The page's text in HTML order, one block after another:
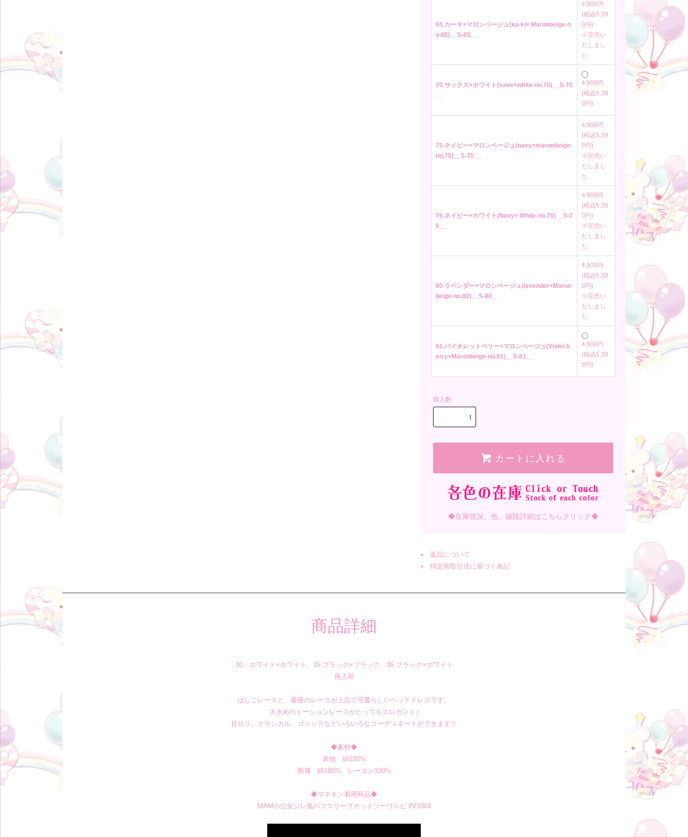
65.カーキ×マロンベージュ(ka-ki× Maronbeige-n
o.65)__S-65__
4,900円
(税込5,39
0円)
※完売い
たしまし
た
70.サックス×ホワイト(saxe×white-no.70)__S-70
4,900円
(税込5,39
0円)
75.ネイビー×マロンベージュ(navy×maronbeige-
no.75)__S-75__
4,900円
(税込5,39
0円)
※完売い
たしまし
た
76.ネイビー×ホワイト(Navy× White-no.76)__S-7
6__
4,900円
(税込5,39
0円)
※完売い
たしまし
た
80.ラベンダー×マロンベージュ(lavender×Maron
beige-no.80)__S-80__
4,900円
(税込5,39
0円)
※完売い
たしまし
た
81.バイオレットベリー×マロンベージュ(Violet b
erry×Maronbeige-no.81)__S-81__
4,900円
(税込5,39
0円)
購入数
カートに入れる
◆在庫状況、色、値段詳細はこちらクリック◆
返品について
特定商取引法に基づく表記
商品詳細
10：ホワイト×ホワイト、15.ブラック×ブラック、16.ブラック×ホワイト
再入荷
はしごレースと、薔薇のレースが上品で可愛らしいヘッドドレスです。
大きめのトーションレースがとってもエレガント♪
甘ロリ、クラシカル、ゴシックなどいろいろなコーディネートができます☆
◆素材◆
表地 綿100%
附属 綿100%、レーヨン100%
◆マネキン着用商品◆
MAM小公女ジレ風パフスリーブカットソーワンピ 8V1004